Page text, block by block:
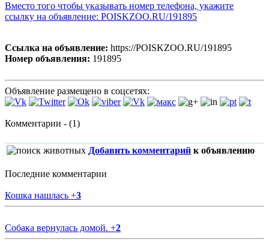
Вместо того чтобы указывать номер телефона, укажите
ссылку на объявление: POISKZOO.RU/191895
Ссылка на объявление: https://POISKZOO.RU/191895
Номер объявления: 191895
Объявление размещено в соцсетях:
Комментарии - (1)
Добавить комментарий к объявлению
Последние комментарии
Кошка нашлась +3
Собака вернулась домой. +2